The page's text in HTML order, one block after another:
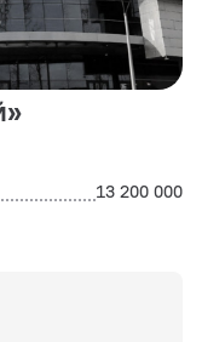
13 200 000